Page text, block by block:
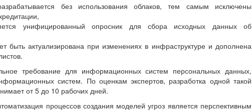
без использования облаков, тем самым исключены
унифицированный опросник для сбора исходных данных об
быть актуализирована при изменениях в инфраструктуре и дополнена
требование для информационных систем персональных данных,
систем. По оценкам экспертов, разработка одной такой
от 5 до 10 рабочих дней.
процессов создания моделей угроз является перспективным